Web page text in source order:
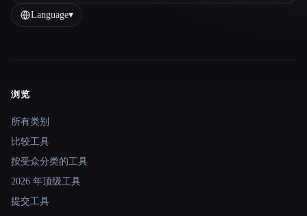
Language▾
Site navigation
浏览
所有类别
比较工具
按受众分类的工具
2026 年顶级工具
提交工具